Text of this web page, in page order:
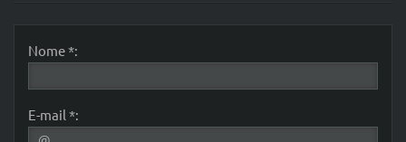
Nome *:
E-mail *: